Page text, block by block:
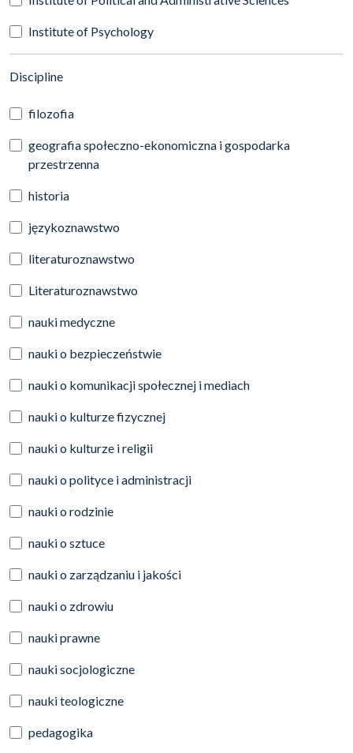
Institute of Psychology
Discipline(automatic content reloading)
filozofia
geografia społeczno-ekonomiczna i gospodarka
przestrzenna
historia
językoznawstwo
literaturoznawstwo
Literaturoznawstwo
nauki medyczne
nauki o bezpieczeństwie
nauki o komunikacji społecznej i mediach
nauki o kulturze fizycznej
nauki o kulturze i religii
nauki o polityce i administracji
nauki o rodzinie
nauki o sztuce
nauki o zarządzaniu i jakości
nauki o zdrowiu
nauki prawne
nauki socjologiczne
nauki teologiczne
pedagogika